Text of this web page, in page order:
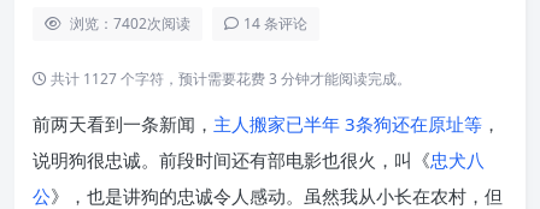
浏览：7402次阅读 14 条评论
共计 1127 个字符，预计需要花费 3 分钟才能阅读完成。
前两天看到一条新闻， 主人搬家已半年 3条狗还在原址等 ，
说明狗很忠诚。前段时间还有部电影也很火，叫《忠犬八
公》，也是讲狗的忠诚令人感动。虽然我从小长在农村，但